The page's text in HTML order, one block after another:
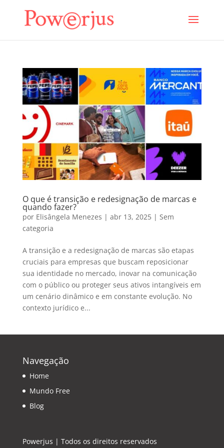
O que é transição e redesignação de marcas e
quando fazer?
por Elisângela Menezes | abr 13, 2025| Sem
categoria
A transição e a redesignação de marcas são etapas
cruciais para empresas que buscam reposicionar
sua identidade no mercado, inovar na comunicação
com o público ou proteger seus ativos intangíveis em
um cenário dinâmico e em constante evolução. No
contexto jurídico e...
Navegação
Home
Mundo Free
Blog
Powerjus | Todos os direitos reservados